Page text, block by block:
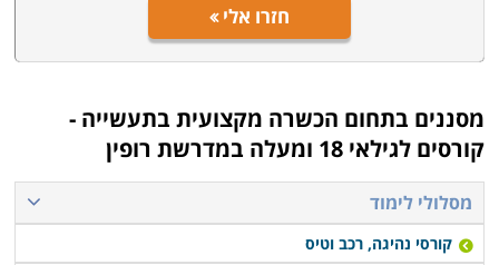
חזרו אלי
מסננים בתחום הכשרה מקצועית בתעשייה -
קורסים לגילאי 18 ומעלה במדרשת רופין
מסלולי לימוד
קורסי נהיגה, רכב וטיס